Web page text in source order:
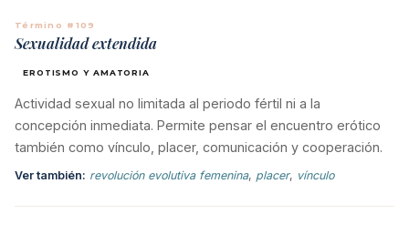
Término #109
Sexualidad extendida
EROTISMO Y AMATORIA
Actividad sexual no limitada al periodo fértil ni a la
concepción inmediata. Permite pensar el encuentro erótico
también como vínculo, placer, comunicación y cooperación.
Ver también: revolución evolutiva femenina, placer, vínculo